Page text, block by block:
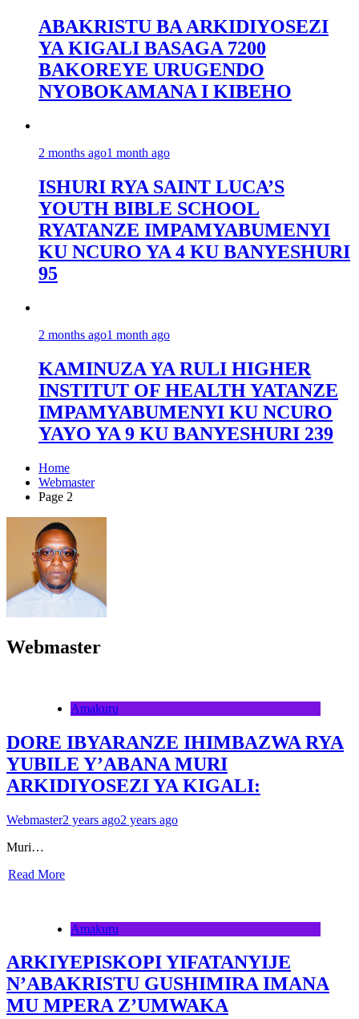
ABAKRISTU BA ARKIDIYOSEZI
YA KIGALI BASAGA 7200
BAKOREYE URUGENDO
NYOBOKAMANA I KIBEHO
2 months ago1 month ago
ISHURI RYA SAINT LUCA’S
YOUTH BIBLE SCHOOL
RYATANZE IMPAMYABUMENYI
KU NCURO YA 4 KU BANYESHURI
95
2 months ago1 month ago
KAMINUZA YA RULI HIGHER
INSTITUT OF HEALTH YATANZE
IMPAMYABUMENYI KU NCURO
YAYO YA 9 KU BANYESHURI 239
Home
Webmaster
Page 2
Webmaster
Amakuru
DORE IBYARANZE IHIMBAZWA RYA
YUBILE Y’ABANA MURI
ARKIDIYOSEZI YA KIGALI:
Webmaster2 years ago2 years ago
Muri…
Read More
Amakuru
ARKIYEPISKOPI YIFATANYIJE
N’ABAKRISTU GUSHIMIRA IMANA
MU MPERA Z’UMWAKA